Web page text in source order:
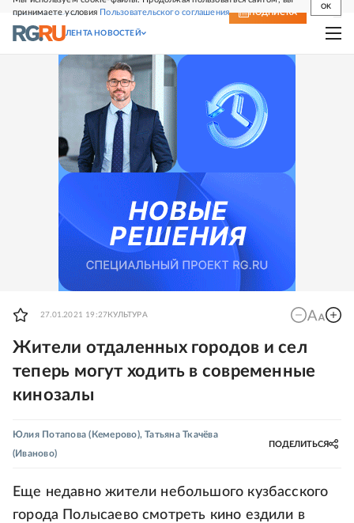
принимаете условия Пользовательского соглашения
OK
СВЕЖИЙ НОМЕР ПОДПИСКА
ЛЕНТА НОВОСТЕЙ
27.01.2021 19:27 КУЛЬТУРА
Жители отдаленных городов и сел
теперь могут ходить в современные
кинозалы
Юлия Потапова (Кемерово),Татьяна Ткачёва
(Иваново)
ПОДЕЛИТЬСЯ
Еще недавно жители небольшого кузбасского
города Полысаево смотреть кино ездили в